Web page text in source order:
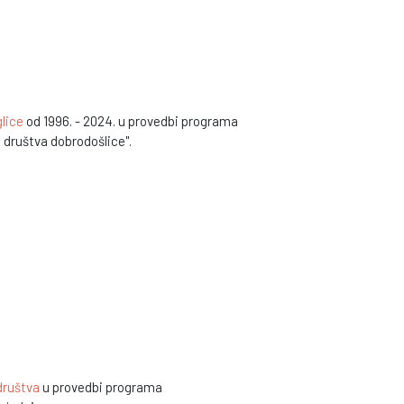
od 1996. - 2024. u provedbi programa
dobrodošlice".
u provedbi programa